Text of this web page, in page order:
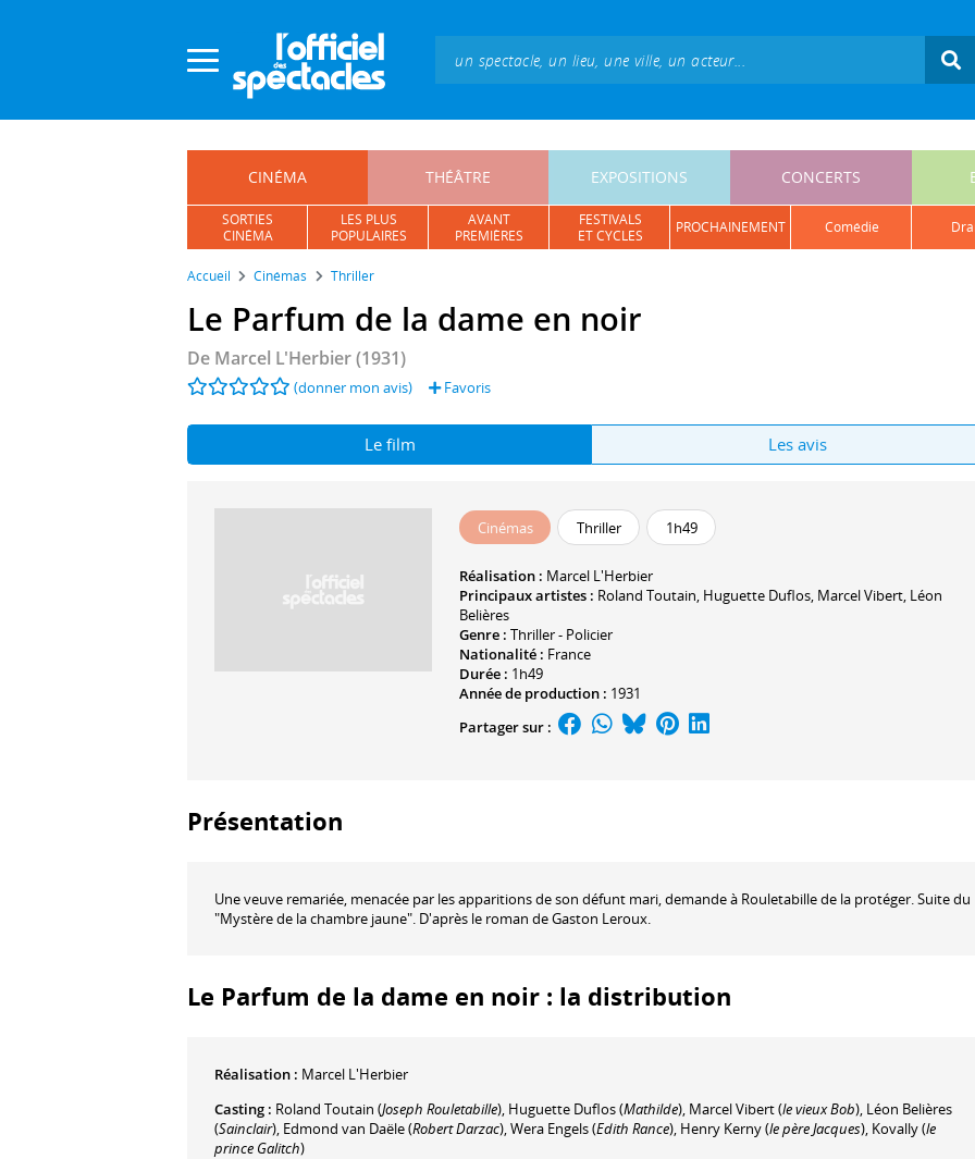
CINÉMA THÉÂTRE EXPOSITIONS CONCERTS
SORTIES
CINÉMA
LES PLUS
POPULAIRES
AVANT
PREMIÈRES
FESTIVALS
ET CYCLES
PROCHAINEMENT comédie
Accueil Cinémas Thriller
Le Parfum de la dame en noir
De Marcel L'Herbier(1931)
(donner mon avis) Favoris
Le film Les avis
Cinémas Thriller 1h49
Réalisation : Marcel L'Herbier
Principaux artistes : Roland Toutain, Huguette Duflos, Marcel Vibert, Léon
Belières
Genre : Thriller - Policier
Nationalité : France
Durée : 1h49
Année de production : 1931
Partager sur :
Présentation
Une veuve remariée, menacée par les apparitions de son défunt mari, demande à Rouletabille de la protéger. Suite du
"Mystère de la chambre jaune". D'après le roman de Gaston Leroux.
Le Parfum de la dame en noir : la distribution
Réalisation : Marcel L'Herbier
Casting : Roland Toutain (Joseph Rouletabille), Huguette Duflos(Mathilde), Marcel Vibert(le vieux Bob), Léon Belières
(Sainclair), Edmond van Daële(Robert Darzac),Wera Engels(Edith Rance), Henry Kerny(le père Jacques), Kovally(le
prince Galitch)